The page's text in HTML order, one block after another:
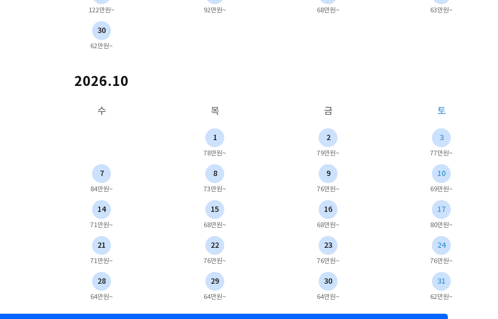
122만원~ 92만원~ 68만원~ 63만원~
30
62만원~
2026.10
수 목 금 토
1
78만원~
2
79만원~
3
77만원~
7
84만원~
8
73만원~
9
76만원~
10
69만원~
14
71만원~
15
68만원~
16
68만원~
17
80만원~
21
71만원~
22
76만원~
23
76만원~
24
76만원~
28
64만원~
29
64만원~
30
64만원~
31
62만원~